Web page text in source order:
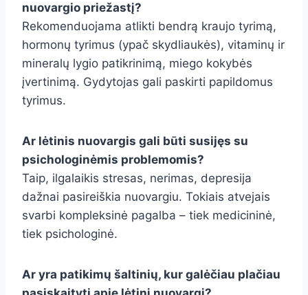
nuovargio priežastį?
Rekomenduojama atlikti bendrą kraujo tyrimą,
hormonų tyrimus (ypač skydliaukės), vitaminų ir
mineralų lygio patikrinimą, miego kokybės
įvertinimą. Gydytojas gali paskirti papildomus
tyrimus.
Ar lėtinis nuovargis gali būti susijęs su
psichologinėmis problemomis?
Taip, ilgalaikis stresas, nerimas, depresija
dažnai pasireiškia nuovargiu. Tokiais atvejais
svarbi kompleksinė pagalba – tiek medicininė,
tiek psichologinė.
Ar yra patikimų šaltinių, kur galėčiau plačiau